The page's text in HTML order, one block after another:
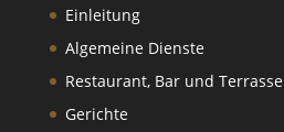
Einleitung
Algemeine Dienste
Restaurant, Bar und Terrasse
Gerichte